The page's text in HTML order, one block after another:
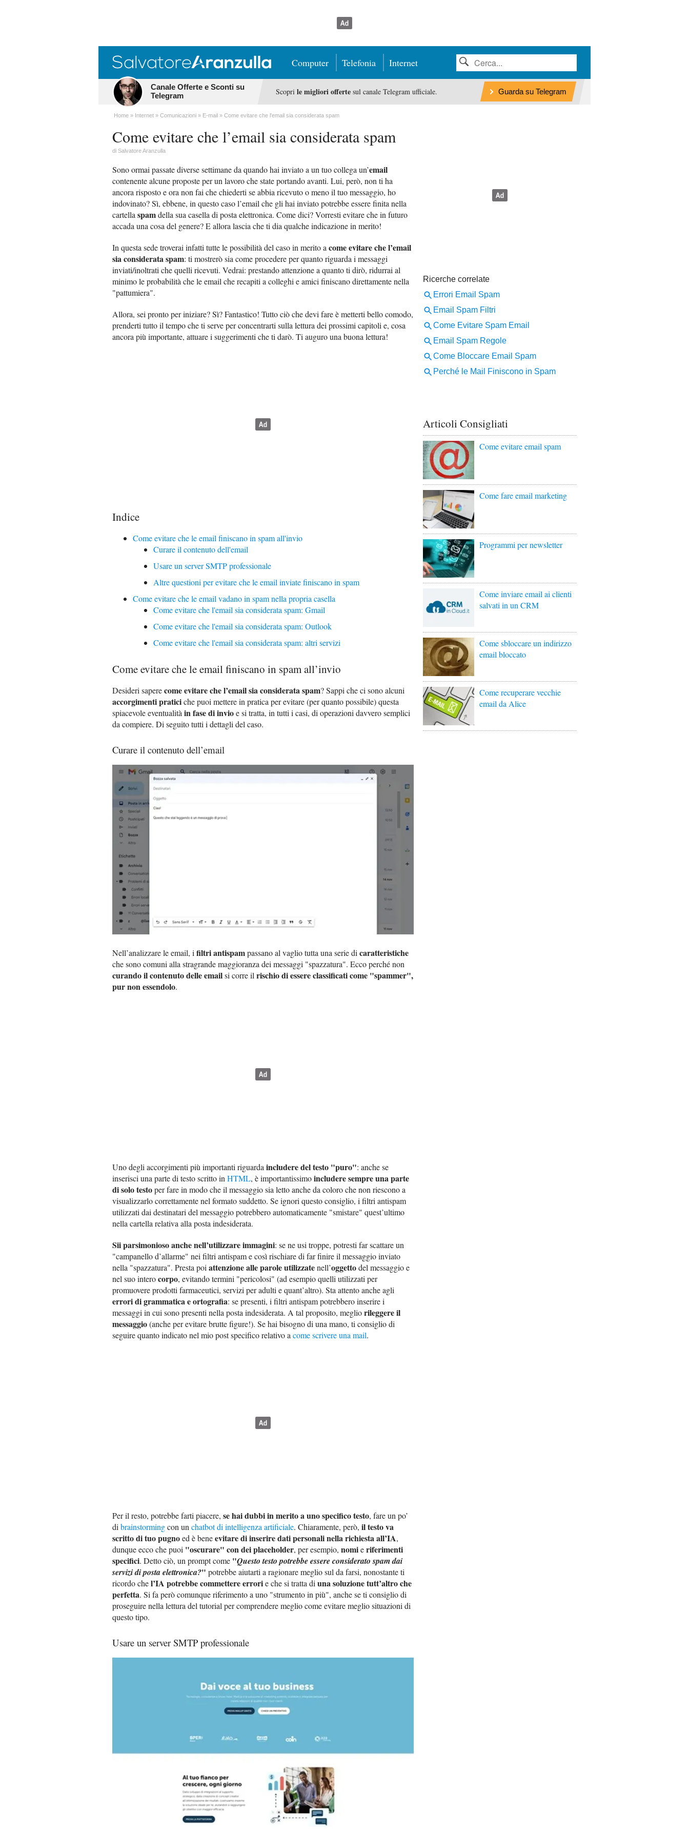
Computer Telefonia Internet
Canale Offerte e Sconti su
Telegram
Scopri le migliori offertesul canale Telegram ufficiale. Guarda su Telegram
Home Internet Comunicazioni E-mail Come evitare che l'email sia considerata spam
Come evitare che l’email sia considerata spam
di Salvatore Aranzulla
Sono ormai passate diverse settimane da quando hai inviato a un tuo collega un’email
contenente alcune proposte per un lavoro che state portando avanti. Lui, però, non ti ha
ancora risposto e ora non fai che chiederti se abbia ricevuto o meno il tuo messaggio, ho
indovinato? Sì, ebbene, in questo caso l’email che gli hai inviato potrebbe essere finita nella
cartella spamdella sua casella di posta elettronica. Come dici? Vorresti evitare che in futuro
accada una cosa del genere? E allora lascia che ti dia qualche indicazione in merito!
In questa sede troverai infatti tutte le possibilità del caso in merito a come evitare che l’email
sia considerata spam: ti mostrerò sia come procedere per quanto riguarda i messaggi
inviati/inoltrati che quelli ricevuti. Vedrai: prestando attenzione a quanto ti dirò, ridurrai al
minimo le probabilità che le email che recapiti a colleghi e amici finiscano direttamente nella
"pattumiera".
Allora, sei pronto per iniziare? Sì? Fantastico! Tutto ciò che devi fare è metterti bello comodo,
prenderti tutto il tempo che ti serve per concentrarti sulla lettura dei prossimi capitoli e, cosa
ancora più importante, attuare i suggerimenti che ti darò. Ti auguro una buona lettura!
Indice
Come evitare che le email finiscano in spam all'invio
Curare il contenuto dell'email
Usare un server SMTP professionale
Altre questioni per evitare che le email inviate finiscano in spam
Come evitare che le email vadano in spam nella propria casella
Come evitare che l'email sia considerata spam: Gmail
Come evitare che l'email sia considerata spam: Outlook
Come evitare che l'email sia considerata spam: altri servizi
Come evitare che le email finiscano in spam all’invio
Desideri saperecome evitare che l’email sia considerata spam? Sappi che ci sono alcuni
accorgimenti praticiche puoi mettere in pratica per evitare (per quanto possibile) questa
spiacevole eventualità in fase di invioe si tratta, in tutti i casi, di operazioni davvero semplici
da compiere. Di seguito tutti i dettagli del caso.
Curare il contenuto dell’email
Nell’analizzare le email, i filtri antispampassano al vaglio tutta una serie di caratteristiche
che sono comuni alla stragrande maggioranza dei messaggi "spazzatura". Ecco perché non
curando il contenuto delle emailsi corre il rischio di essere classificati come "spammer",
pur non essendolo.
Uno degli accorgimenti più importanti riguarda includere del testo "puro": anche se
inserisci una parte di testo scritto in HTML, è importantissimoincludere sempre una parte
di solo testoper fare in modo che il messaggio sia letto anche da coloro che non riescono a
visualizzarlo correttamente nel formato suddetto. Se ignori questo consiglio, i filtri antispam
utilizzati dai destinatari del messaggio potrebbero automaticamente "smistare" quest’ultimo
nella cartella relativa alla posta indesiderata.
Sii parsimonioso anche nell’utilizzare immagini: se ne usi troppe, potresti far scattare un
"campanello d’allarme" nei filtri antispam e così rischiare di far finire il messaggio inviato
nella "spazzatura". Presta poi attenzione alle parole utilizzatenell’oggettodel messaggio e
nel suo interocorpo, evitando termini "pericolosi" (ad esempio quelli utilizzati per
promuovere prodotti farmaceutici, servizi per adulti e quant’altro). Sta attento anche agli
errori di grammatica e ortografia: se presenti, i filtri antispam potrebbero inserire i
messaggi in cui sono presenti nella posta indesiderata. A tal proposito, megliorileggere il
messaggio(anche per evitare brutte figure!). Se hai bisogno di una mano, ti consiglio di
seguire quanto indicato nel mio post specifico relativo a come scrivere una mail.
Per il resto, potrebbe farti piacere, se hai dubbi in merito a uno specifico testo, fare un po’
di brainstormingcon un chatbot di intelligenza artificiale. Chiaramente, però, il testo va
scritto di tuo pugnoed è beneevitare di inserire dati personali nella richiesta all’IA,
dunque ecco che puoi "oscurare" con dei placeholder, per esempio, nomieriferimenti
specifici. Detto ciò, un prompt come "Questo testo potrebbe essere considerato spam dai
servizi di posta elettronica?" potrebbe aiutarti a ragionare meglio sul da farsi, nonostante ti
ricordo chel’IA potrebbe commettere errorie che si tratta di una soluzione tutt’altro che
perfetta. Si fa però comunque riferimento a uno "strumento in più", anche se ti consiglio di
proseguire nella lettura del tutorial per comprendere meglio come evitare meglio situazioni di
questo tipo.
Usare un server SMTP professionale
Articoli Consigliati
Come evitare email spam
Come fare email marketing
Programmi per newsletter
Come inviare email ai clienti
salvati in un CRM
Come sbloccare un indirizzo
email bloccato
Come recuperare vecchie
email da Alice